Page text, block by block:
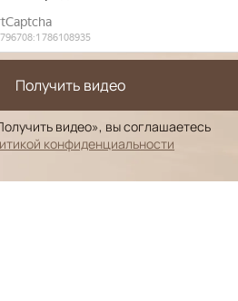
Получить видео
видео», вы соглашаетесь
конфиденциальности